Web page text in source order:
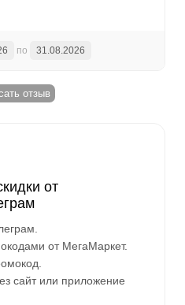
по 31.08.2026
отзыв
от
от МегаМаркет.
сайт или приложение